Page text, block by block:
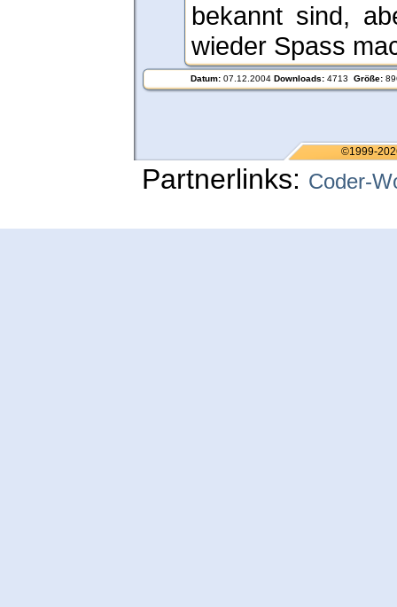
bekannt sind,
wieder Spass
Datum: 07.12.2004 Downloads: 4713 Größe:
©1999-
Partnerlinks: Coder-